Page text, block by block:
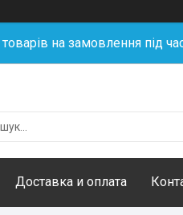
на замовлення під
Доставка и оплата